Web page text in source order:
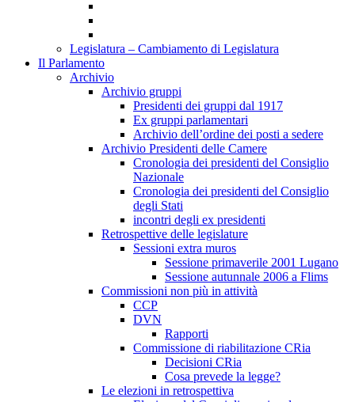
Legislatura – Cambiamento di Legislatura
Il Parlamento
Archivio
Archivio gruppi
Presidenti dei gruppi dal 1917
Ex gruppi parlamentari
Archivio dell’ordine dei posti a sedere
Archivio Presidenti delle Camere
Cronologia dei presidenti del Consiglio
Nazionale
Cronologia dei presidenti del Consiglio
degli Stati
incontri degli ex presidenti
Retrospettive delle legislature
Sessioni extra muros
Sessione primaverile 2001 Lugano
Sessione autunnale 2006 a Flims
Commissioni non più in attività
CCP
DVN
Rapporti
Commissione di riabilitazione CRia
Decisioni CRia
Cosa prevede la legge?
Le elezioni in retrospettiva